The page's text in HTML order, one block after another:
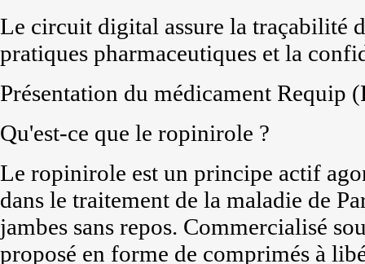
Le circuit digital assure la traçabilité
pratiques pharmaceutiques et la
Présentation du médicament Requip
Qu'est-ce que le ropinirole ?
Le ropinirole est un principe actif
dans le traitement de la maladie de
jambes sans repos. Commercialisé
proposé en forme de comprimés à